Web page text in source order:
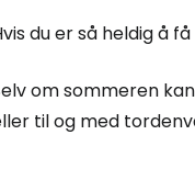
du er så heldig å
om sommeren
til og med